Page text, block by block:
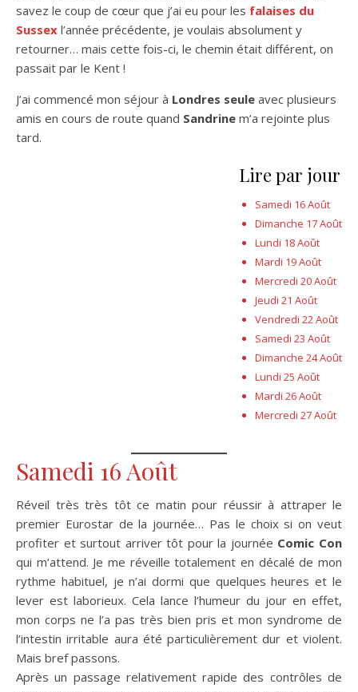
savez le coup de cœur que j’ai eu pour les falaises du
Sussex l’année précédente, je voulais absolument y
retourner… mais cette fois-ci, le chemin était différent, on
passait par le Kent !
J’ai commencé mon séjour à Londres seule avec plusieurs
amis en cours de route quand Sandrine m’a rejointe plus
tard.
Lire par jour
Samedi 16 Août
Dimanche 17 Août
Lundi 18 Août
Mardi 19 Août
Mercredi 20 Août
Jeudi 21 Août
Vendredi 22 Août
Samedi 23 Août
Dimanche 24 Août
Lundi 25 Août
Mardi 26 Août
Mercredi 27 Août
Samedi 16 Août
Réveil très très tôt ce matin pour réussir à attraper le
premier Eurostar de la journée… Pas le choix si on veut
profiter et surtout arriver tôt pour la journée Comic Con
qui m’attend. Je me réveille totalement en décalé de mon
rythme habituel, je n’ai dormi que quelques heures et le
lever est laborieux. Cela lance l’humeur du jour en effet,
mon corps ne l’a pas très bien pris et mon syndrome de
l’intestin irritable aura été particulièrement dur et violent.
Mais bref passons.
Après un passage relativement rapide des contrôles de